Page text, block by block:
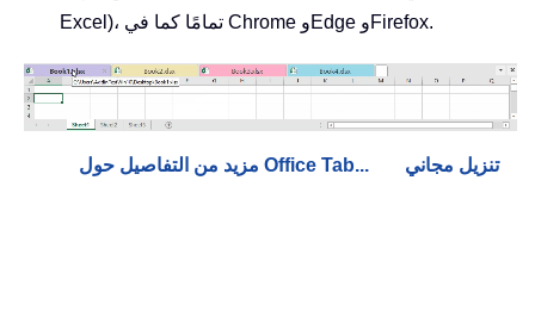
Excel)، تمامًا كما في Chrome وEdge وFirefox.
مزيد من التفاصيل حول Office Tab... تنزيل مجاني